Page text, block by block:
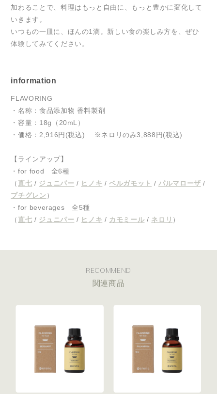
加わることで、料理はもっと自由に、もっと豊かに変化して
いきます。
いつもの一皿に、ほんの1滴。新しい食の楽しみ方を、ぜひ
体験してみてください。
information
FLAVORING
・名称：食品添加物 香料製剤
・容量：18g（20mL）
・価格：2,916円(税込) ※ネロリのみ3,888円(税込)
【ラインアップ】
・for food 全6種
（ 直七 / ジュニパー / ヒノキ /ベルガモット / パルマローザ /
プチグレン ）
・for beverages 全5種
（ 直七 / ジュニパー / ヒノキ / カモミール / ネロリ ）
RECOMMEND
関連商品